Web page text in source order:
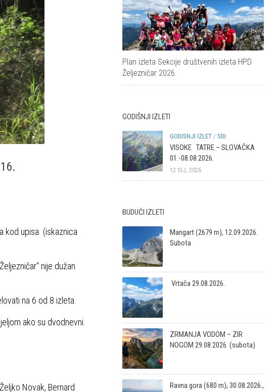
kod upisa. (iskaznica
nije dužan
na 6 od 8 izleta.
ako su dvodnevni.
Novak, Bernard
Plan izleta Sekcije društvenih izleta HPD
Željezničar 2026.
GODIŠNJI IZLETI
GODISNJI IZLET / SDI
VISOKE TATRE – SLOVAČKA
01.-08.08.2026.
12 SIJ, 2026
BUDUĆI IZLETI
Mangart (2679 m), 12.09.2026.
Subota
Vrtača 29.08.2026.
ZRMANJA VODOM – ZIR
NOGOM 29.08.2026. (subota)
Ravna gora (680 m), 30.08.2026.,